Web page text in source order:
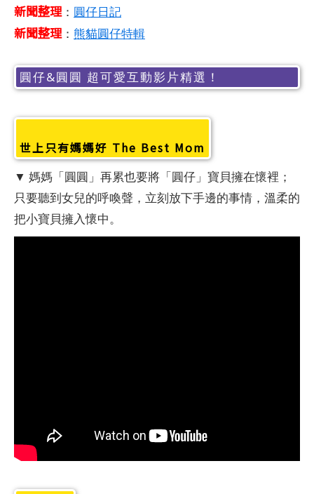
新聞整理： 圓仔日記
新聞整理： 熊貓圓仔特輯
圓仔&圓圓 超可愛互動影片精選！
世上只有媽媽好 The Best Mom
▼ 媽媽「圓圓」再累也要將「圓仔」寶貝擁在懷裡；
只要聽到女兒的呼喚聲，立刻放下手邊的事情，溫柔的
把小寶貝擁入懷中。